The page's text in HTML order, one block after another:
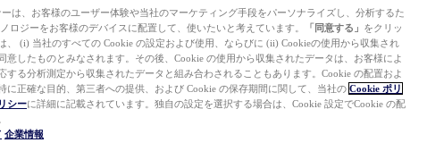
ーは、お客様のユーザー体験や当社のマーケティング手段をパーソナライズし、分析するた
ロジーをお客様のデバイスに配置して、使いたいと考えています。
「同意する」 をクリッ
、 (i) 当社のすべての Cookie の設定および使用、ならびに (ii) Cookieの使用から収集され
意したものとみなされます。その後、Cookie の使用から収集されたデータは、お客様によ
する分析測定から収集されたデータと組み合わされることもあります。Cookie の配置およ
に正確な目的、第三者への提供、および Cookie の保存期間に関して、当社の Cookie ポリ
シーに詳細に記載されています。独自の設定を選択する場合は、Cookie 設定でCookie の配
企業情報